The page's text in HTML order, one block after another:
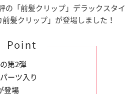
の「前髪クリップ」デラックスタイ
髪クリップ」が登場しました！
Point
第2弾
ーツ入り
登場